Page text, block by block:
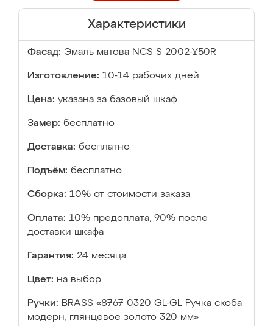
Характеристики
Фасад: Эмаль матова NCS S 2002-Y50R
Изготовление: 10-14 рабочих дней
Цена: указана за базовый шкаф
Замер: бесплатно
Доставка: бесплатно
Подъём: бесплатно
Сборка: 10% от стоимости заказа
Оплата: 10% предоплата, 90% после
доставки шкафа
Гарантия: 24 месяца
Цвет: на выбор
Ручки: BRASS «8767 0320 GL-GL Ручка скоба
модерн, глянцевое золото 320 мм»